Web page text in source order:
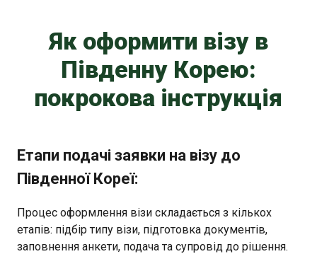
Як оформити візу в
Південну Корею:
покрокова інструкція
Етапи подачі заявки на візу до
Південної Кореї:
Процес оформлення візи складається з кількох
етапів: підбір типу візи, підготовка документів,
заповнення анкети, подача та супровід до рішення.